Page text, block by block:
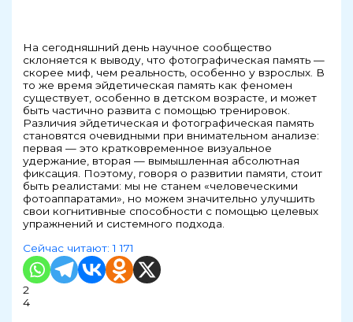
На сегодняшний день научное сообщество
склоняется к выводу, что фотографическая память —
скорее миф, чем реальность, особенно у взрослых. В
то же время эйдетическая память как феномен
существует, особенно в детском возрасте, и может
быть частично развита с помощью тренировок.
Различия эйдетическая и фотографическая память
становятся очевидными при внимательном анализе:
первая — это кратковременное визуальное
удержание, вторая — вымышленная абсолютная
фиксация. Поэтому, говоря о развитии памяти, стоит
быть реалистами: мы не станем «человеческими
фотоаппаратами», но можем значительно улучшить
свои когнитивные способности с помощью целевых
упражнений и системного подхода.
Сейчас читают: 1 171
2
4